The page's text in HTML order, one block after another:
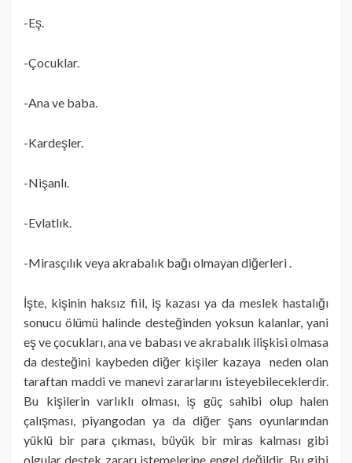
-Eş.
-Çocuklar.
-Ana ve baba.
-Kardeşler.
-Nişanlı.
-Evlatlık.
-Mirasçılık veya akrabalık bağı olmayan diğerleri .
İşte, kişinin haksız fiil, iş kazası ya da meslek hastalığı
sonucu ölümü halinde desteğinden yoksun kalanlar, yani
eş ve çocukları, ana ve babası ve akrabalık ilişkisi olmasa
da desteğini kaybeden diğer kişiler kazaya neden olan
taraftan maddi ve manevi zararlarını isteyebileceklerdir.
Bu kişilerin varlıklı olması, iş güç sahibi olup halen
çalışması, piyangodan ya da diğer şans oyunlarından
yüklü bir para çıkması, büyük bir miras kalması gibi
olgular destek zararı istemelerine engel değildir. Bu gibi